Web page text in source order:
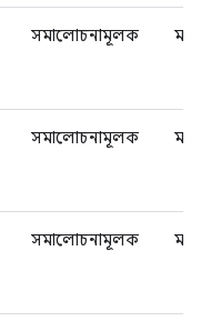
সমালোচনামূলক
সমালোচনামূলক
সমালোচনামূলক